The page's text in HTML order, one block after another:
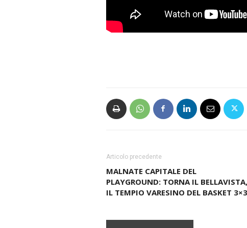
Articolo precedente
MALNATE CAPITALE DEL
PLAYGROUND: TORNA IL BELLAVISTA,
IL TEMPIO VARESINO DEL BASKET 3×3